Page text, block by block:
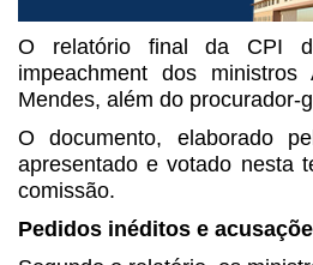
O relatório final da CPI
impeachment dos
Mendes, além do procurador-
O documento, elaborado
apresentado e votado nesta
comissão.
Pedidos inéditos e